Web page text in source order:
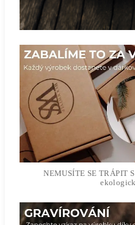
NEMUSÍTE SE TRÁPIT